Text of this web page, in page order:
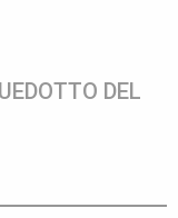
DEL